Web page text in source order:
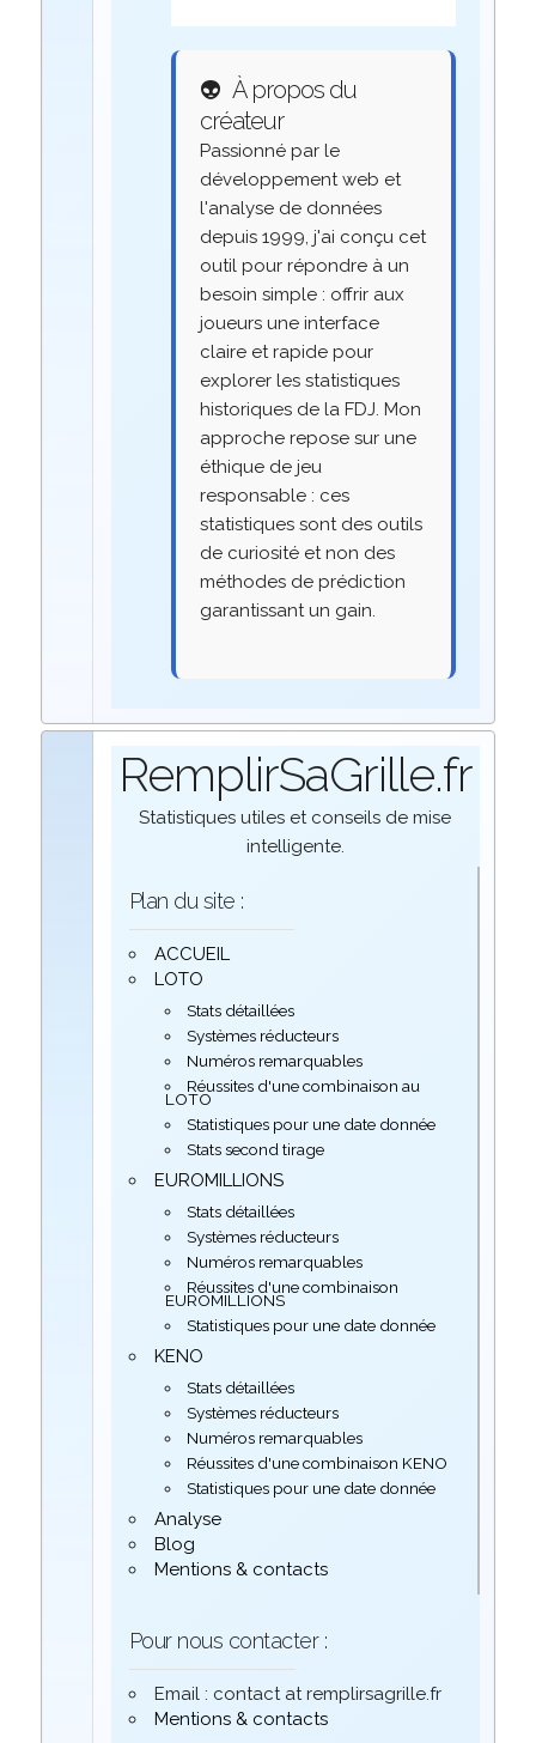
👽 À propos du
créateur
Passionné par le
développement web et
l'analyse de données
depuis 1999, j'ai conçu cet
outil pour répondre à un
besoin simple : offrir aux
joueurs une interface
claire et rapide pour
explorer les statistiques
historiques de la FDJ. Mon
approche repose sur une
éthique de jeu
responsable : ces
statistiques sont des outils
de curiosité et non des
méthodes de prédiction
garantissant un gain.
RemplirSaGrille.fr
Statistiques utiles et conseils de mise
intelligente.
Plan du site :
ACCUEIL
LOTO
Stats détaillées
Systèmes réducteurs
Numéros remarquables
Réussites d'une combinaison au
LOTO
Statistiques pour une date donnée
Stats second tirage
EUROMILLIONS
Stats détaillées
Systèmes réducteurs
Numéros remarquables
Réussites d'une combinaison
EUROMILLIONS
Statistiques pour une date donnée
KENO
Stats détaillées
Systèmes réducteurs
Numéros remarquables
Réussites d'une combinaison KENO
Statistiques pour une date donnée
Analyse
Blog
Mentions & contacts
Pour nous contacter :
Email : contact at remplirsagrille.fr
Mentions & contacts